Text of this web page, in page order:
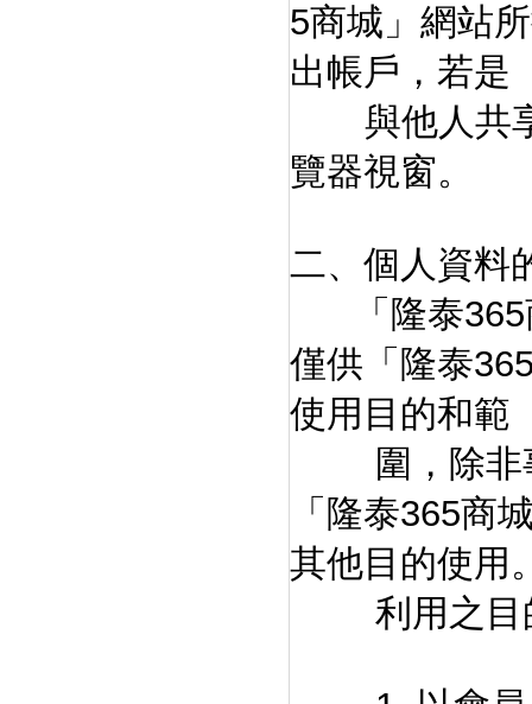
5商城」網站
出帳戶，若是
與他人共享
覽器視窗。
二、個人資料
「隆泰365
僅供「隆泰
使用目的和範
圍，除非事
「隆泰365商
其他目的使用
利用之目